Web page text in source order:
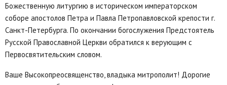
Божественную литургию в историческом императорском
соборе апостолов Петра и Павла Петропавловской крепости г.
Санкт-Петербурга. По окончании богослужения Предстоятель
Русской Православной Церкви обратился к верующим с
Первосвятительским словом.
Ваше Высокопреосвященство, владыка митрополит! Дорогие